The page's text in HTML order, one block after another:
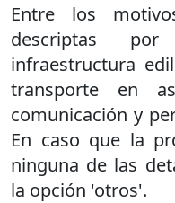
Entre los
descriptas
infraestructura
transporte en
comunicación y
En caso que la
ninguna de las
la opción 'otros'.